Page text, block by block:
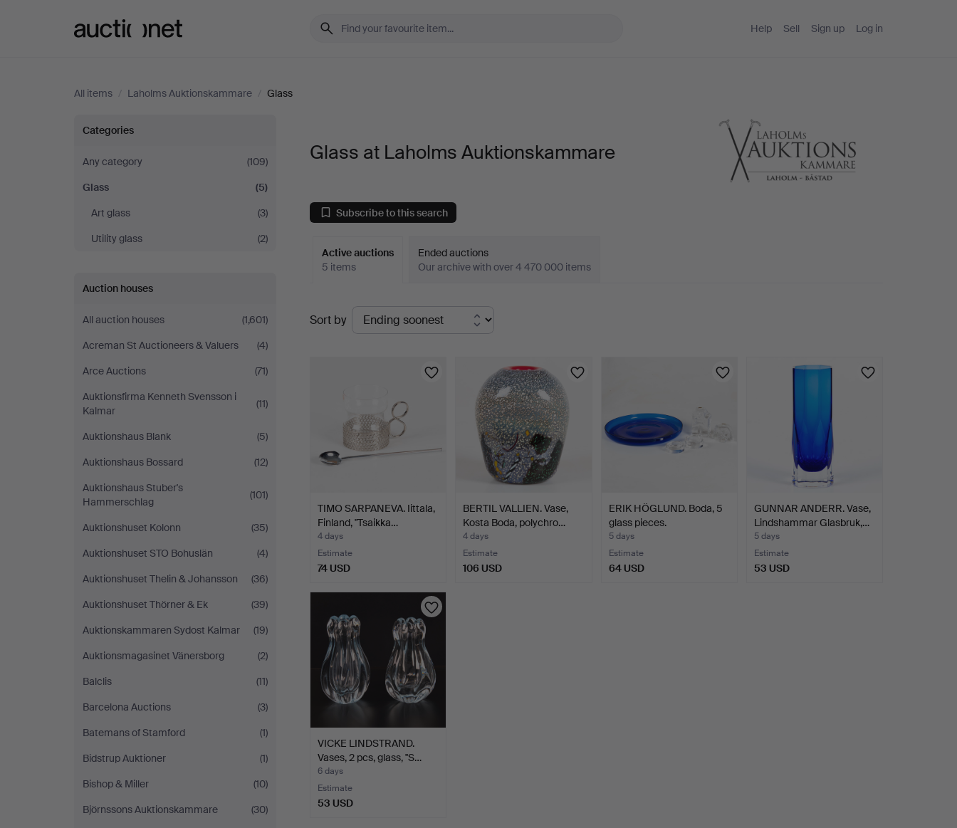
Help Sell Sign up Log in
All items / Laholms Auktionskammare / Glass
Glass
at
Laholms
Auktionskammare
Categories
Any category
(109)
Glass
(5)
Art glass
(3)
Utility glass
(2)
Auction houses
All auction houses
(1,601)
Acreman St Auctioneers & Valuers
(4)
Arce Auctions
(71)
Auktionsfirma Kenneth Svensson i
Kalmar
(11)
Auktionshaus Blank
(5)
Auktionshaus Bossard
(12)
Auktionshaus Stuber's
Hammerschlag
(101)
Auktionshuset Kolonn
(35)
Auktionshuset STO Bohuslän
(4)
Auktionshuset Thelin & Johansson
(36)
Auktionshuset Thörner & Ek
(39)
Auktionskammaren Sydost Kalmar
(19)
Auktionsmagasinet Vänersborg
(2)
Balclis
(11)
Barcelona Auctions
(3)
Batemans of Stamford
(1)
Bidstrup Auktioner
(1)
Bishop & Miller
(10)
Björnssons Auktionskammare
(30)
Glass at Laholms Auktionskammare
Subscribe to this search
Active auctions
5 items
Ended auctions
Our archive with over 4 470 000 items
Active
auctions
Sort by
TIMO SARPANEVA. Iittala,
Finland, "Tsaikka…
4 days
Estimate
74 USD
BERTIL VALLIEN. Vase,
Kosta Boda, polychro…
4 days
Estimate
106 USD
ERIK HÖGLUND. Boda, 5
glass pieces.
5 days
Estimate
64 USD
GUNNAR ANDERR. Vase,
Lindshammar Glasbruk,…
5 days
Estimate
53 USD
VICKE LINDSTRAND.
Vases, 2 pcs, glass, ''S…
6 days
Estimate
53 USD